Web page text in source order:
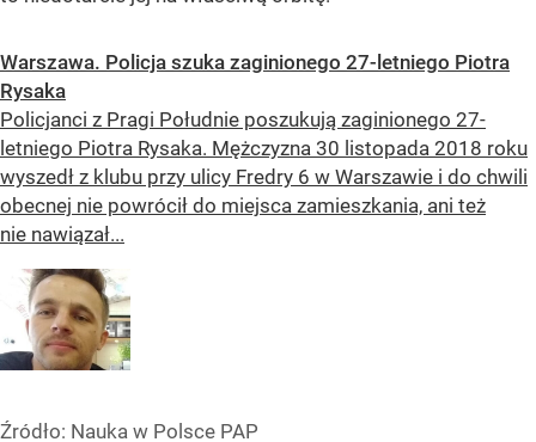
Warszawa. Policja szuka zaginionego 27-letniego Piotra
Rysaka
Policjanci z Pragi Południe poszukują zaginionego 27-
letniego Piotra Rysaka. Mężczyzna 30 listopada 2018 roku
wyszedł z klubu przy ulicy Fredry 6 w Warszawie i do chwili
obecnej nie powrócił do miejsca zamieszkania, ani też
nie nawiązał...
Źródło: Nauka w Polsce PAP